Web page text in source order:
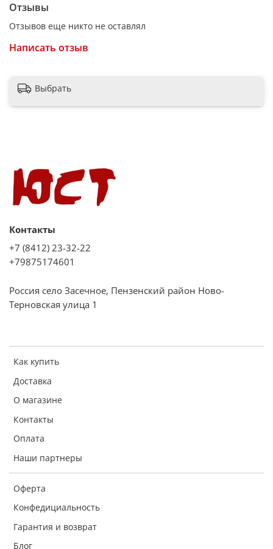
Отзывы
Отзывов еще никто не оставлял
Написать отзыв
Выбрать
Как купить
Доставка
О магазине
Контакты
Оплата
Наши партнеры
Оферта
Конфедициальность
Гарантия и возврат
Блог
Контакты
+7 (8412) 23-32-22
+79875174601
Россия село Засечное, Пензенский район Ново-
Терновская улица 1